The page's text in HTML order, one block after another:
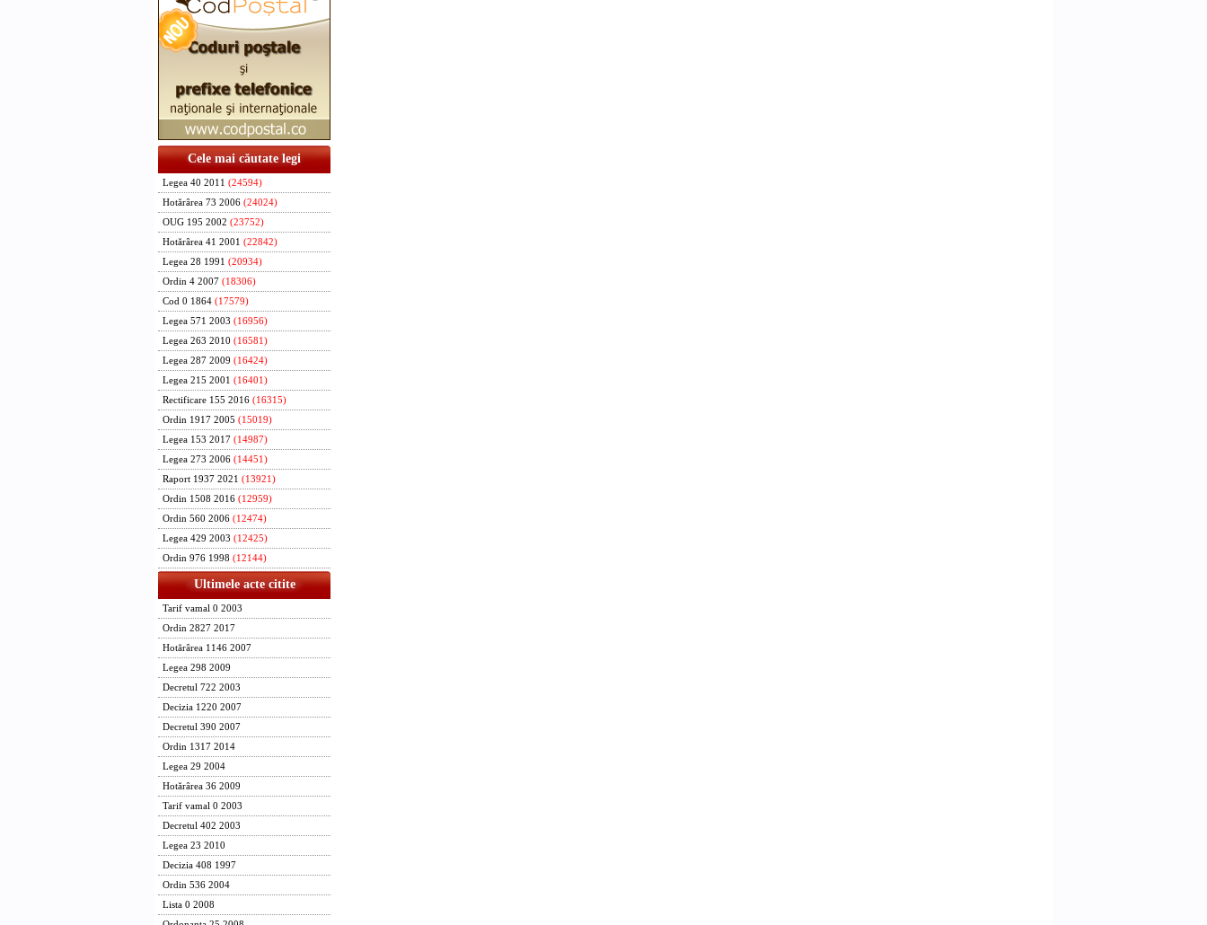
Cele mai căutate legi
Legea 40 2011 (24594)
Hotărârea 73 2006 (24024)
OUG 195 2002 (23752)
Hotărârea 41 2001 (22842)
Legea 28 1991 (20934)
Ordin 4 2007 (18306)
Cod 0 1864 (17579)
Legea 571 2003 (16956)
Legea 263 2010 (16581)
Legea 287 2009 (16424)
Legea 215 2001 (16401)
Rectificare 155 2016 (16315)
Ordin 1917 2005 (15019)
Legea 153 2017 (14987)
Legea 273 2006 (14451)
Raport 1937 2021 (13921)
Ordin 1508 2016 (12959)
Ordin 560 2006 (12474)
Legea 429 2003 (12425)
Ordin 976 1998 (12144)
Ultimele acte citite
Tarif vamal 0 2003
Ordin 2827 2017
Hotărârea 1146 2007
Legea 298 2009
Decretul 722 2003
Decizia 1220 2007
Decretul 390 2007
Ordin 1317 2014
Legea 29 2004
Hotărârea 36 2009
Tarif vamal 0 2003
Decretul 402 2003
Legea 23 2010
Decizia 408 1997
Ordin 536 2004
Lista 0 2008